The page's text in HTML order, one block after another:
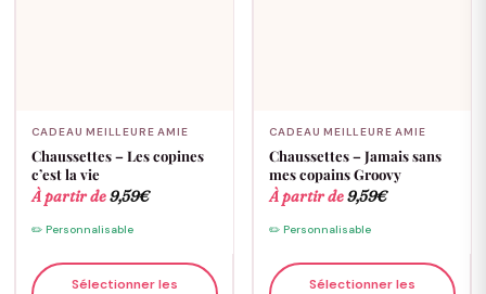
CADEAU MEILLEURE AMIE
Chaussettes – Les copines
c’est la vie
À partir de9,59€
✏️ Personnalisable
Sélectionner les
CADEAU MEILLEURE AMIE
Chaussettes – Jamais sans
mes copains Groovy
À partir de9,59€
✏️ Personnalisable
Sélectionner les